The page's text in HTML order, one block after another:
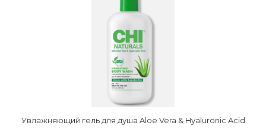
Увлажняющий гель для душа Aloe Vera & Hyaluronic Acid